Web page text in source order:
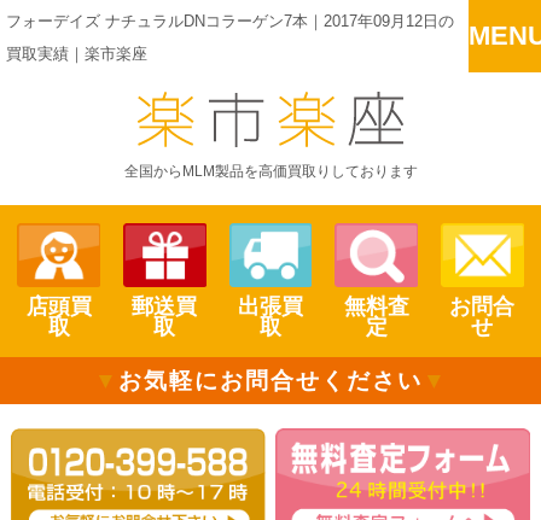
フォーデイズ ナチュラルDNコラーゲン7本｜2017年09月12日の
買取実績｜楽市楽座
全国からMLM製品を高価買取りしております
店頭買
取
郵送買
取
出張買
取
無料査
定
お問合
せ
▼ お気軽にお問合せください ▼